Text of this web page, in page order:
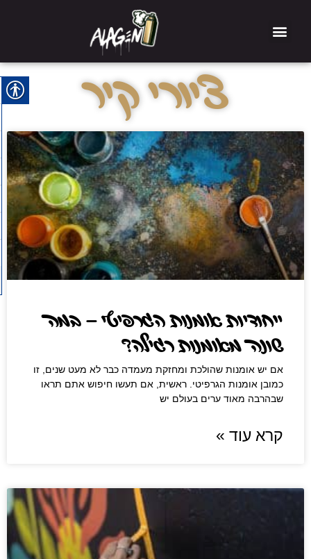
ציורי קיר
ייחודיות אומנות הגרפיטי – במה
שונה מאומנות רגילה?
אם יש אומנות שהולכת ומחזקת מעמדה כבר לא מעט שנים, זו
כמובן אומנות הגרפיטי. ראשית, אם תעשו חיפוש אתם תראו
שבהרבה מאוד ערים בעולם יש
קרא עוד »